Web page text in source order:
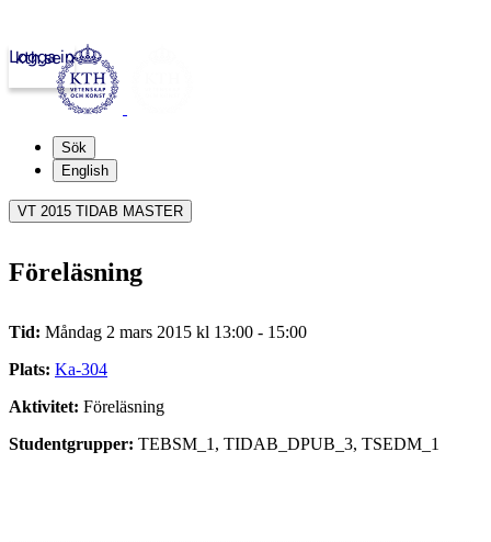
kth.se
Logga in
Sök
English
VT 2015 TIDAB MASTER
Föreläsning
Tid: Måndag 2 mars 2015 kl 13:00 - 15:00
Plats: Ka-304
Aktivitet: Föreläsning
Studentgrupper: TEBSM_1, TIDAB_DPUB_3, TSEDM_1